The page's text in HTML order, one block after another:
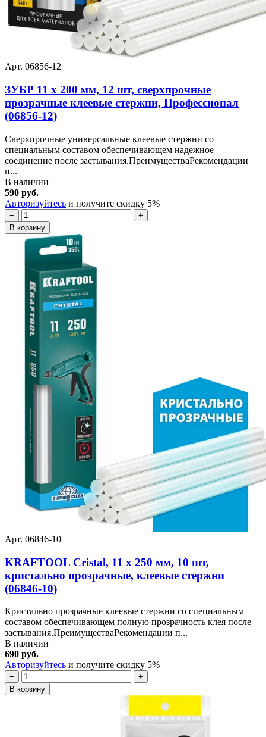
Арт. 06856-12
ЗУБР 11 х 200 мм, 12 шт, сверхпрочные
прозрачные клеевые стержни, Профессионал
(06856-12)
Сверхпрочные универсальные клеевые стержни со
специальным составом обеспечивающем надежное
соединение после застывания.ПреимуществаРекомендации
п...
В наличии
590 руб.
Авторизуйтесь и получите скидку 5%
−
+
В корзину
Арт. 06846-10
KRAFTOOL Cristal, 11 х 250 мм, 10 шт,
кристально прозрачные, клеевые стержни
(06846-10)
Кристально прозрачные клеевые стержни со специальным
составом обеспечивающем полную прозрачность клея после
застывания.ПреимуществаРекомендации п...
В наличии
690 руб.
Авторизуйтесь и получите скидку 5%
−
+
В корзину